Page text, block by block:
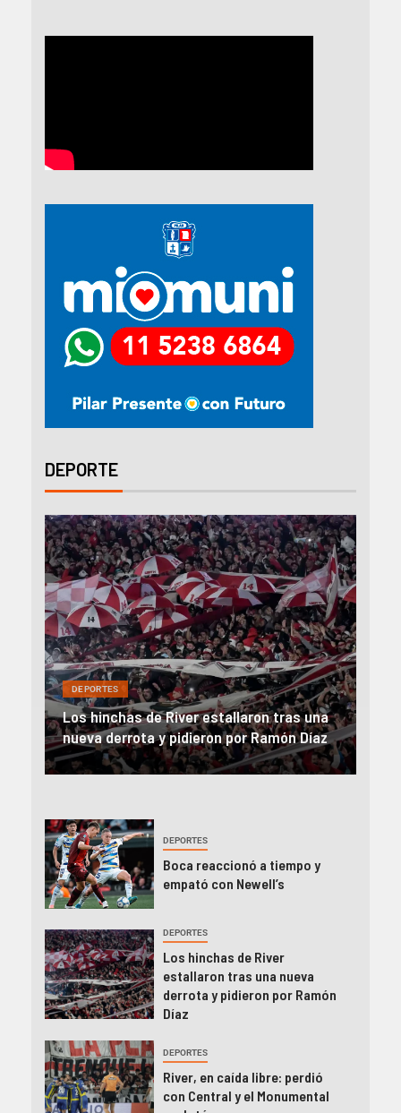
DEPORTE
DEPORTES
Los hinchas de River estallaron tras una
nueva derrota y pidieron por Ramón Díaz
DEPORTES
Boca reaccionó a tiempo y
empató con Newell’s
DEPORTES
Los hinchas de River
estallaron tras una nueva
derrota y pidieron por Ramón
Díaz
DEPORTES
River, en caída libre: perdió
con Central y el Monumental